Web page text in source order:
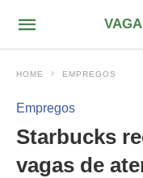
HOME EMPREGOS
Empregos
Starbucks
vagas de